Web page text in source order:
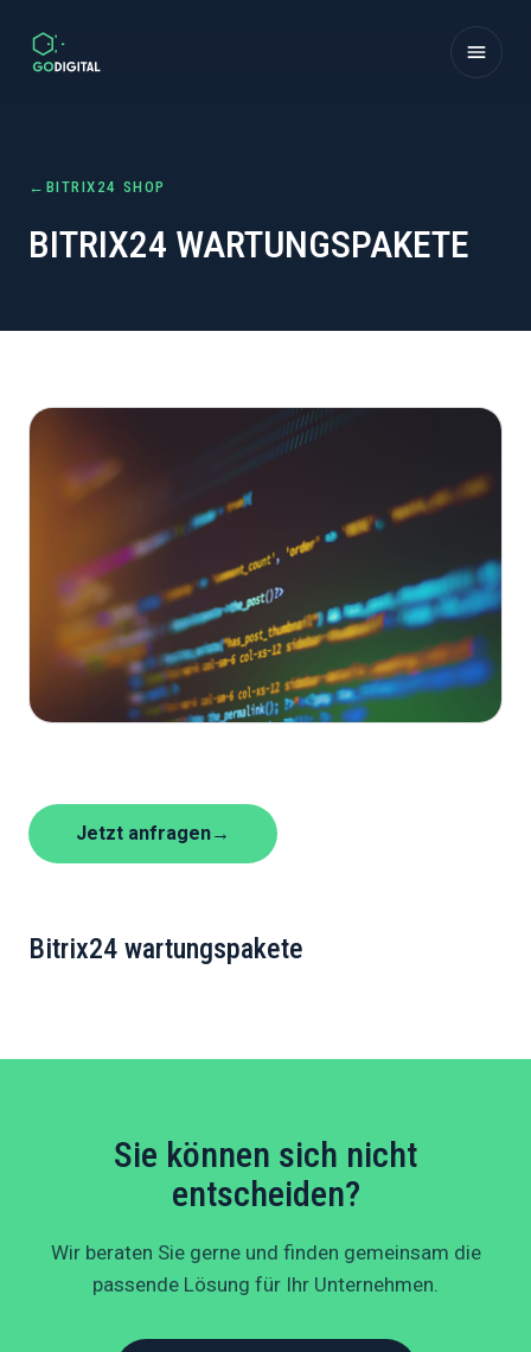
← BITRIX24 SHOP
BITRIX24 WARTUNGSPAKETE
Jetzt anfragen→
Bitrix24 wartungspakete
Sie können sich nicht
entscheiden?
Wir beraten Sie gerne und finden gemeinsam die
passende Lösung für Ihr Unternehmen.